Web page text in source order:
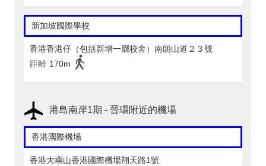
新加坡國際學校
香港香港仔（包括新增一層校舍）南朗山道２３號
距離 170m
港島南岸1期 - 晉環附近的機場
香港國際機場
香港大嶼山香港國際機場翔天路1號